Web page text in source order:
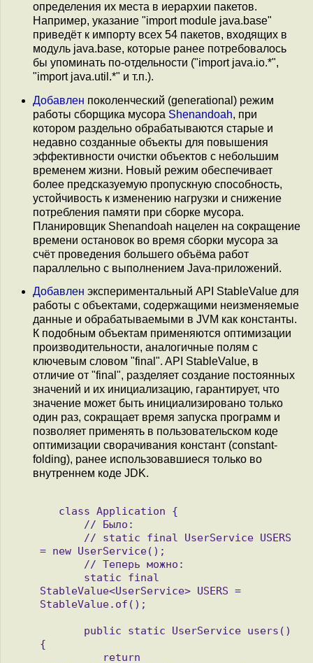
определения их места в иерархии пакетов.
Например, указание "import module java.base"
приведёт к импорту всех 54 пакетов, входящих в
модуль java.base, которые ранее потребовалось
бы упоминать по-отдельности ("import java.io.*",
"import java.util.*" и т.п.).
Добавлен поколенческий (generational) режим
работы сборщика мусора Shenandoah, при
котором раздельно обрабатываются старые и
недавно созданные объекты для повышения
эффективности очистки объектов с небольшим
временем жизни. Новый режим обеспечивает
более предсказуемую пропускную способность,
устойчивость к изменению нагрузки и снижение
потребления памяти при сборке мусора.
Планировщик Shenandoah нацелен на сокращение
времени остановок во время сборки мусора за
счёт проведения большего объёма работ
параллельно с выполнением Java-приложений.
Добавлен экспериментальный API StableValue для
работы с объектами, содержащими неизменяемые
данные и обрабатываемыми в JVM как константы.
К подобным объектам применяются оптимизации
производительности, аналогичные полям с
ключевым словом "final". API StableValue, в
отличие от "final", разделяет создание постоянных
значений и их инициализацию, гарантирует, что
значение может быть инициализировано только
один раз, сокращает время запуска программ и
позволяет применять в пользовательском коде
оптимизации сворачивания констант (constant-
folding), ранее использовавшиеся только во
внутреннем коде JDK.
= new UserService();
StableValue<UserService> USERS =
StableValue.of();
{